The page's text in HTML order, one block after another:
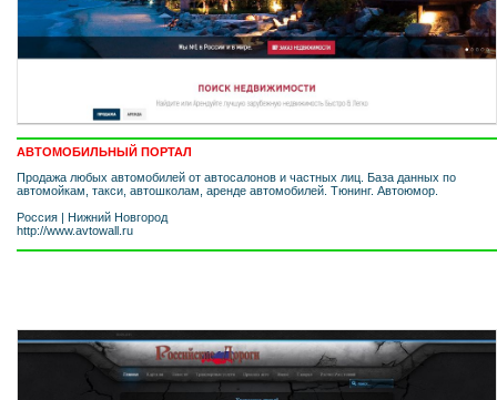
АВТОМОБИЛЬНЫЙ ПОРТАЛ
Продажа любых автомобилей от автосалонов и частных лиц. База данных по
автомойкам, такси, автошколам, аренде автомобилей. Тюнинг. Автоюмор.
Россия | Нижний Новгород
http://www.avtowall.ru